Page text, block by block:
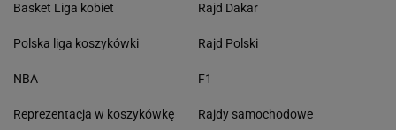
Basket Liga kobiet
Polska liga koszykówki
NBA
Reprezentacja w koszykówkę
Rajd Dakar
Rajd Polski
F1
Rajdy samochodowe